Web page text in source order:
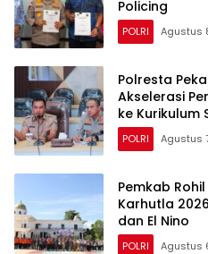
Policing
POLRI Agustus
Polresta
Akselerasi
ke Kurikulum
POLRI Agustus
Pemkab
Karhutla
dan El Nino
POLRI Agustus